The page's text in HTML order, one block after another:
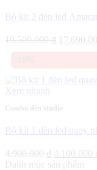
Bộ kit 2 đèn led
19.500.000₫
Giá
Xem nhanh
Combo đèn studio
Bộ kit 1 đèn led quay
4.900.000₫ Giá
gốc
4.100.000
Danh mục sản phẩm